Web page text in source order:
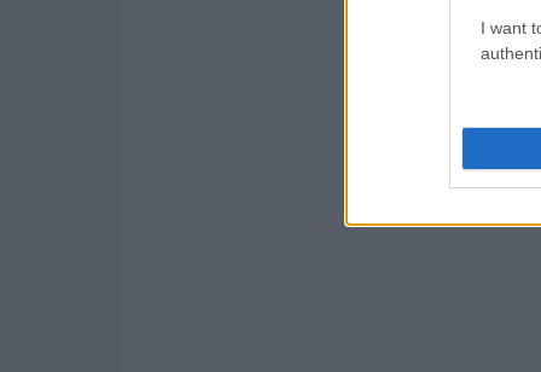
I want